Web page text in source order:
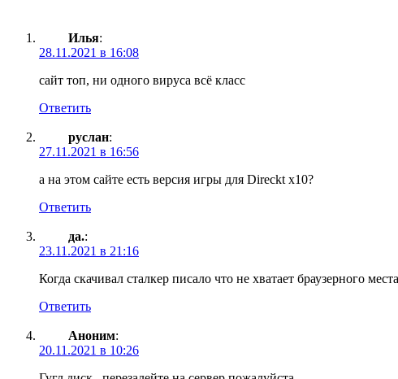
Илья:
28.11.2021 в 16:08
сайт топ, ни одного вируса всё класс
Ответить
руслан:
27.11.2021 в 16:56
а на этом сайте есть версия игры для Direckt x10?
Ответить
да.:
23.11.2021 в 21:16
Когда скачивал сталкер писало что не хватает браузерного
Ответить
Аноним:
20.11.2021 в 10:26